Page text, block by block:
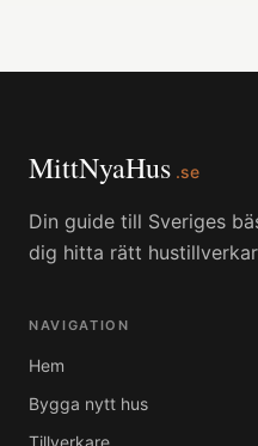
MittNyaHus .se
Din guide till Sveriges
dig hitta rätt
NAVIGATION
Hem
Bygga nytt hus